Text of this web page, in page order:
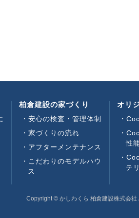
柏倉建設の家づくり
安心の検査・管理体制
家づくりの流れ
アフターメンテナンス
こだわりのモデルハウ
ス
オリ
性
テ
Copyright © かしわくら 柏倉建設株式会